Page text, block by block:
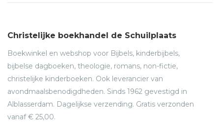
Christelijke boekhandel de Schuilplaats
Boekwinkel en webshop voor Bijbels, kinderbijbels,
bijbelse dagboeken, theologie, romans, non-fictie,
christelijke kinderboeken. Ook leverancier van
avondmaalsbenodigdheden. Sinds 1962 gevestigd in
Alblasserdam. Dagelijkse verzending. Gratis verzonden
vanaf € 25,00.